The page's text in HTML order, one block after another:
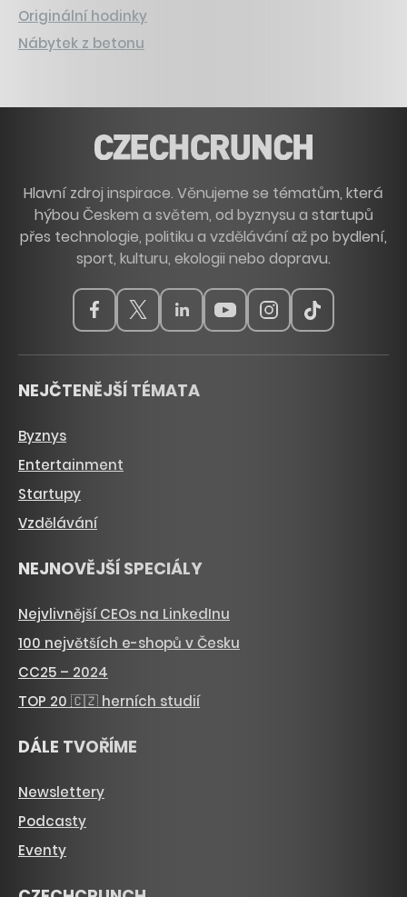
Originální hodinky
Nábytek z betonu
Hlavní zdroj inspirace. Věnujeme se tématům, která
hýbou Českem a světem, od byznysu a startupů
přes technologie, politiku a vzdělávání až po bydlení,
sport, kulturu, ekologii nebo dopravu.
NEJČTENĚJŠÍ TÉMATA
Byznys
Entertainment
Startupy
Vzdělávání
NEJNOVĚJŠÍ SPECIÁLY
Nejvlivnější CEOs na LinkedInu
100 největších e-shopů v Česku
CC25 – 2024
TOP 20 🇨🇿 herních studií
DÁLE TVOŘÍME
Newslettery
Podcasty
Eventy